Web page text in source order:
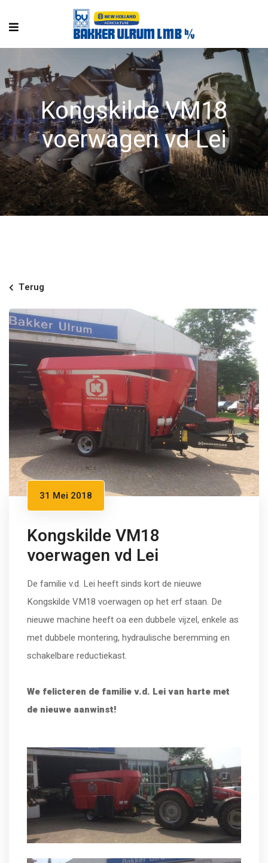
Kongskilde VM18
voerwagen vd Lei
Terug
31 Mei 2018
Kongskilde VM18
voerwagen vd Lei
De familie v.d. Lei heeft sinds kort de nieuwe
Kongskilde VM18 voerwagen op het erf staan. De
nieuwe machine heeft oa een dubbele vijzel, enkele as
met dubbele montering, hydraulische beremming en
schakelbare reductiekast.
We felicteren de familie v.d. Lei van harte met
de nieuwe aanwinst!